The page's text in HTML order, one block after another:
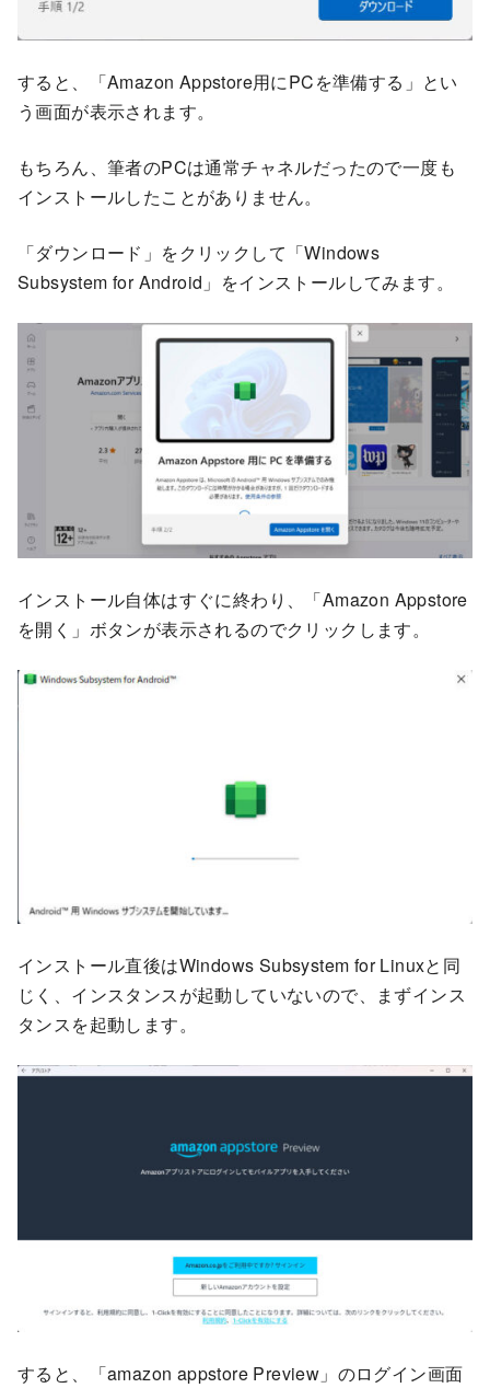
すると、「Amazon Appstore用にPCを準備する」とい
う画面が表示されます。
もちろん、筆者のPCは通常チャネルだったので一度も
インストールしたことがありません。
「ダウンロード」をクリックして「Windows
Subsystem for Android」をインストールしてみます。
インストール自体はすぐに終わり、「Amazon Appstore
を開く」ボタンが表示されるのでクリックします。
インストール直後はWindows Subsystem for Linuxと同
じく、インスタンスが起動していないので、まずインス
タンスを起動します。
すると、「amazon appstore Preview」のログイン画面